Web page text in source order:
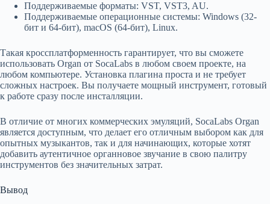
Поддерживаемые форматы: VST, VST3, AU.
Поддерживаемые операционные системы: Windows (32-
бит и 64-бит), macOS (64-бит), Linux.
Такая кроссплатформенность гарантирует, что вы сможете
использовать Organ от SocaLabs в любом своем проекте, на
любом компьютере. Установка плагина проста и не требует
сложных настроек. Вы получаете мощный инструмент, готовый
к работе сразу после инсталляции.
В отличие от многих коммерческих эмуляций, SocaLabs Organ
является доступным, что делает его отличным выбором как для
опытных музыкантов, так и для начинающих, которые хотят
добавить аутентичное органновое звучание в свою палитру
инструментов без значительных затрат.
Вывод